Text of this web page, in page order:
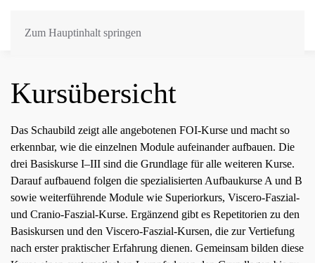
Zum Hauptinhalt springen
Kursübersicht
Das Schaubild zeigt alle angebotenen FOI-Kurse und macht so
erkennbar, wie die einzelnen Module aufeinander aufbauen. Die
drei Basiskurse I–III sind die Grundlage für alle weiteren Kurse.
Darauf aufbauend folgen die spezialisierten Aufbaukurse A und B
sowie weiterführende Module wie Superiorkurs, Viscero-Faszial-
und Cranio-Faszial-Kurse. Ergänzend gibt es Repetitorien zu den
Basiskursen und den Viscero-Faszial-Kursen, die zur Vertiefung
nach erster praktischer Erfahrung dienen. Gemeinsam bilden diese